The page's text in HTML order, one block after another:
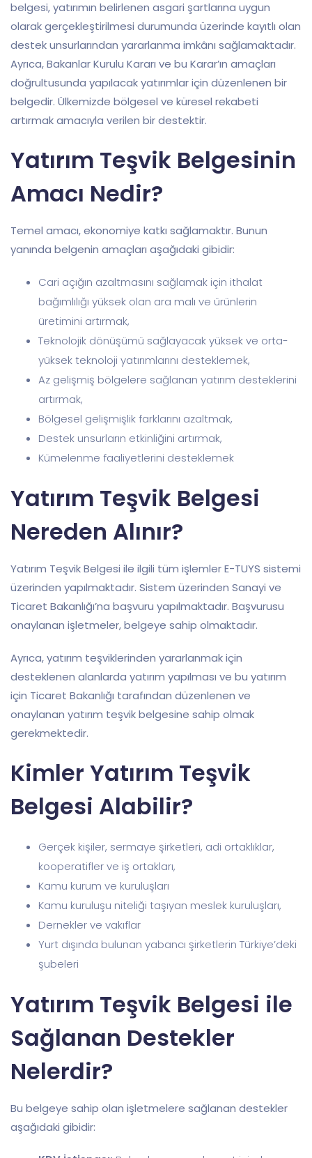
belgesi, yatırımın belirlenen asgari şartlarına uygun
olarak gerçekleştirilmesi durumunda üzerinde kayıtlı olan
destek unsurlarından yararlanma imkânı sağlamaktadır.
Ayrıca, Bakanlar Kurulu Kararı ve bu Karar’ın amaçları
doğrultusunda yapılacak yatırımlar için düzenlenen bir
belgedir. Ülkemizde bölgesel ve küresel rekabeti
artırmak amacıyla verilen bir destektir.
Yatırım Teşvik Belgesinin
Amacı Nedir?
Temel amacı, ekonomiye katkı sağlamaktır. Bunun
yanında belgenin amaçları aşağıdaki gibidir:
Cari açığın azaltmasını sağlamak için ithalat
bağımlılığı yüksek olan ara malı ve ürünlerin
üretimini artırmak,
Teknolojik dönüşümü sağlayacak yüksek ve orta-
yüksek teknoloji yatırımlarını desteklemek,
Az gelişmiş bölgelere sağlanan yatırım desteklerini
artırmak,
Bölgesel gelişmişlik farklarını azaltmak,
Destek unsurların etkinliğini artırmak,
Kümelenme faaliyetlerini desteklemek
Yatırım Teşvik Belgesi
Nereden Alınır?
Yatırım Teşvik Belgesi ile ilgili tüm işlemler E-TUYS sistemi
üzerinden yapılmaktadır. Sistem üzerinden Sanayi ve
Ticaret Bakanlığı’na başvuru yapılmaktadır. Başvurusu
onaylanan işletmeler, belgeye sahip olmaktadır.
Ayrıca, yatırım teşviklerinden yararlanmak için
desteklenen alanlarda yatırım yapılması ve bu yatırım
için Ticaret Bakanlığı tarafından düzenlenen ve
onaylanan yatırım teşvik belgesine sahip olmak
gerekmektedir.
Kimler Yatırım Teşvik
Belgesi Alabilir?
Gerçek kişiler, sermaye şirketleri, adi ortaklıklar,
kooperatifler ve iş ortakları,
Kamu kurum ve kuruluşları
Kamu kuruluşu niteliği taşıyan meslek kuruluşları,
Dernekler ve vakıflar
Yurt dışında bulunan yabancı şirketlerin Türkiye’deki
şubeleri
Yatırım Teşvik Belgesi ile
Sağlanan Destekler
Nelerdir?
Bu belgeye sahip olan işletmelere sağlanan destekler
aşağıdaki gibidir: